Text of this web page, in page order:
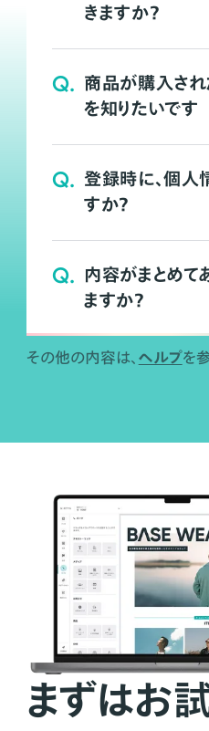
きますか？
Q. 商品が購入さ
を知りたいです
Q. 登録時に、個人
すか？
Q. 内容がまとめて
ますか？
その他の内容は、 ヘルプを
まずはお